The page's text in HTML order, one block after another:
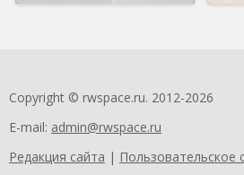
Copyright © rwspace.ru. 2012-2026
E-mail: admin@rwspace.ru
Редакция сайта | Пользовательское